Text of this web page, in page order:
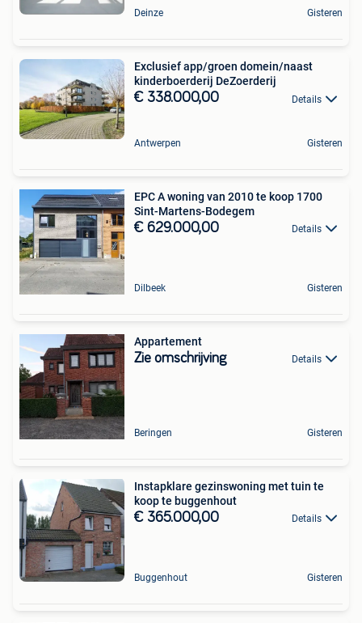
Deinze Gisteren
Exclusief app/groen domein/naast
kinderboerderij DeZoerderij
€ 338.000,00 Details
Antwerpen Gisteren
EPC A woning van 2010 te koop 1700
Sint-Martens-Bodegem
€ 629.000,00 Details
Dilbeek Gisteren
Appartement
Zie omschrijving Details
Beringen Gisteren
Instapklare gezinswoning met tuin te
koop te buggenhout
€ 365.000,00 Details
Buggenhout Gisteren